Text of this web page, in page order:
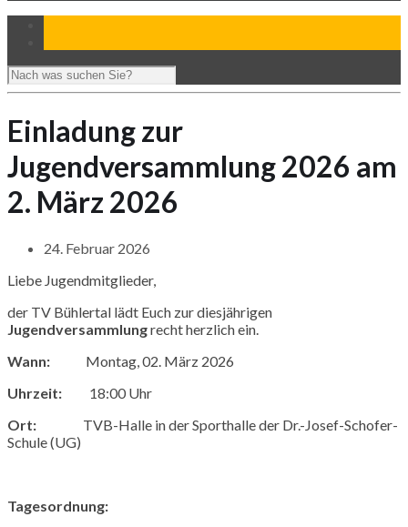
Einladung zur
Jugendversammlung 2026 am
2. März 2026
24. Februar 2026
Liebe Jugendmitglieder,
der TV Bühlertal lädt Euch zur diesjährigen
Jugendversammlungrecht herzlich ein.
Wann: Montag, 02. März 2026
Uhrzeit: 18:00 Uhr
Ort: TVB-Halle in der Sporthalle der Dr.-Josef-Schofer-
Schule (UG)
Tagesordnung: